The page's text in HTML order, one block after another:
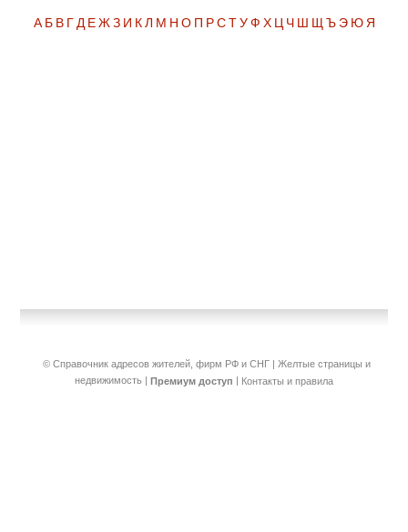
А Б В Г Д Е Ж З И К Л М Н О П Р С Т У Ф Х Ц Ч Ш Щ Ъ Э Ю Я
© Справочник адресов жителей, фирм РФ и СНГ | Желтые страницы и
недвижимость | Премиум доступ | Контакты и правила